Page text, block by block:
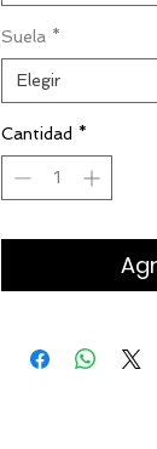
Suela *
Elegir
Cantidad *